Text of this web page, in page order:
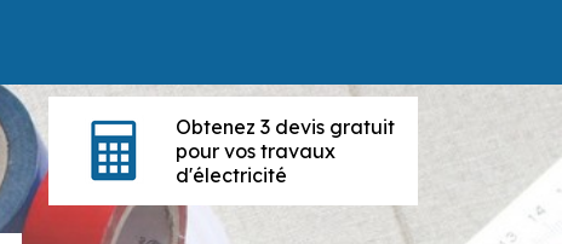
Obtenez 3 devis gratuit
pour vos travaux
d'électricité